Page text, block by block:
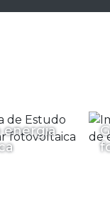
energia